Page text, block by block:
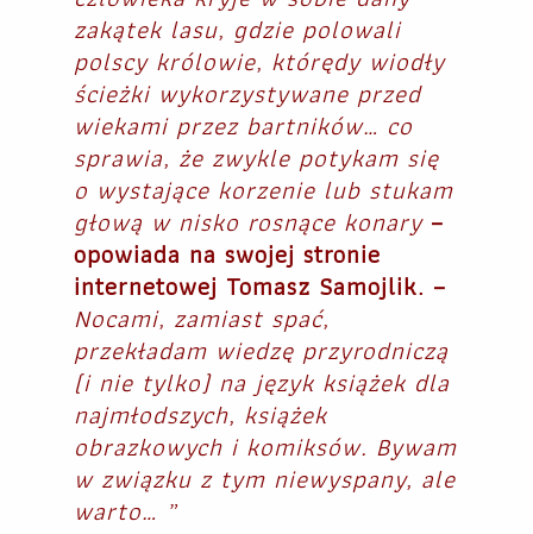
zakątek lasu, gdzie polowali
polscy królowie, którędy wiodły
ścieżki wykorzystywane przed
wiekami przez bartników… co
sprawia, że zwykle potykam się
o wystające korzenie lub stukam
głową w nisko rosnące konary –
opowiada na swojej stronie
internetowej Tomasz Samojlik. –
Nocami, zamiast spać,
przekładam wiedzę przyrodniczą
(i nie tylko) na język książek dla
najmłodszych, książek
obrazkowych i komiksów. Bywam
w związku z tym niewyspany, ale
warto… „